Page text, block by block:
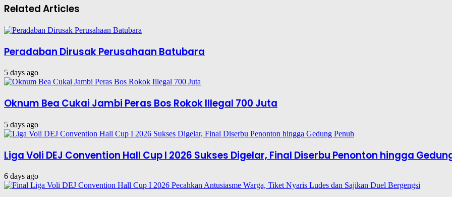
Related Articles
Peradaban Dirusak Perusahaan Batubara
5 days ago
Oknum Bea Cukai Jambi Peras Bos Rokok Illegal 700 Juta
5 days ago
Liga Voli DEJ Convention Hall Cup I 2026 Sukses Digelar, Final Diserbu Penonton hingga
6 days ago